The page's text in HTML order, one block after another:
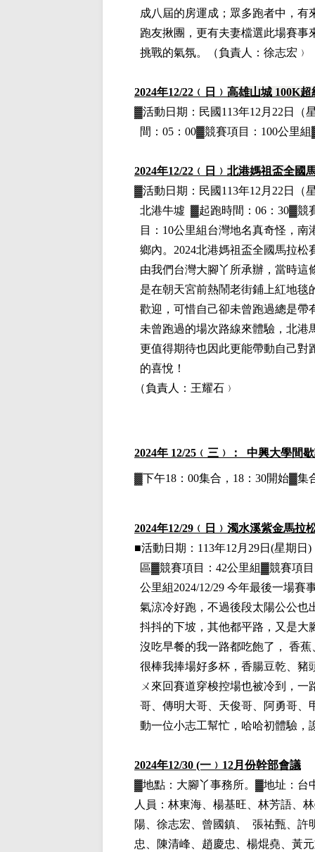
成八屆的房運成；眾多跑者中，有
跑友揪團，更有夫妻檔選此場賽事
挑戰的氣氛。
（負責人：徐志宏﹚
2024年12/22 ﹙日﹚ 高雄山城 100K超
▓活動日期： 民國113年12月22日
（
間：05：00▓競賽項目：100公里
2024年12/22 ﹙日﹚ 北港媽祖盃全國
▓活動日期： 民國113年12月22日
（
北港牛墟 ▓起跑時間：06：30▓競
目：10公里組台灣地名真奇怪，南
鄉內。2024北港媽祖盃全國馬拉
由我們台灣大腳丫所承辦，當時這
是在朝天宮前熱鬧老街鋪上紅地毯
歡迎，可惜自己卻未曾跑過總是帶
未曾跑過的場次路線來體驗，北港
更值得期待也因此更能帶動自己對
的喜悅！
（負責人：王耀石﹚
2024年 12/25﹙三﹚： 中興大學間
▓下午18：00集合，18：30開始▓
2024年12/29 ﹙日﹚ 濁水溪紫金馬拉
■活動日期：113年12月29日(星期日
區▓競賽項目：42公里組▓競賽項
公里組2024/12/29 今年最後一場賽
氣涼冷好跑，不過後段太陽公公也
抖抖的下坡，其他都平路，又是大
沒吃早餐的我一路都吃飽了， 香
很棒我捧場好多杯，香腸豆乾、豬
ㄨ來回賽道穿梭控場也被冷到，
哥、傳明大哥、天俊哥、阿勇哥、
動一位小志工幫忙，哈哈初體驗，
2024年12/30 (一﹚12月份幹部會議
▓地點：大腳丫事務所。▓地址：台
人員：林東海、楊基旺、林芳語、
陽
徐志宏 曾國鎮 張祐甄
許
忠、
陳清峰 趙慶忠 楊焜堯 黃